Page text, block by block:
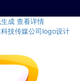
成 查看详情
技传媒公司logo设计